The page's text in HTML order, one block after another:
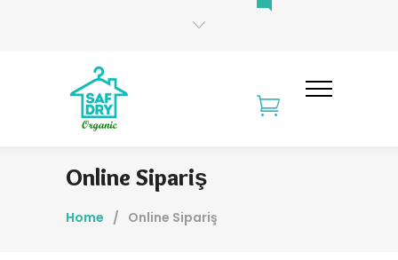
Online Sipariş
Home / Online Sipariş